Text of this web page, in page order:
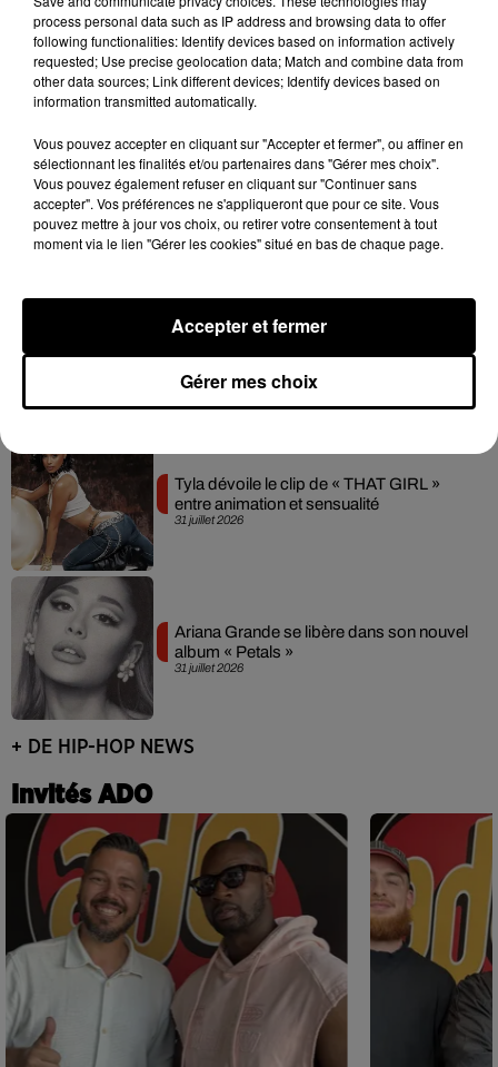
4 août 2026
Josh Levi dévoile « Swerve »
4 août 2026
Ariana Grande prendra une pause après
sa tournée mondiale
Rim’K revient bien entouré dans son
nouvel EP « Soleil de minuit »
31 juillet 2026
Tyla dévoile le clip de « THAT GIRL »
entre animation et sensualité
31 juillet 2026
Ariana Grande se libère dans son nouvel
album « Petals »
+ DE HIP-HOP NEWS
Invités ADO
process personal data such as IP address and browsing data to offer
following functionalities: Identify devices based on information actively
requested; Use precise geolocation data; Match and combine data from
other data sources; Link different devices; Identify devices based on
information transmitted automatically.
Vous pouvez accepter en cliquant sur "Accepter et fermer", ou affiner en
sélectionnant les finalités et/ou partenaires dans "Gérer mes choix".
Vous pouvez également refuser en cliquant sur "Continuer sans
accepter". Vos préférences ne s'appliqueront que pour ce site. Vous
pouvez mettre à jour vos choix, ou retirer votre consentement à tout
moment via le lien "Gérer les cookies" situé en bas de chaque page.
Gérer mes choix
Accepter et fermer